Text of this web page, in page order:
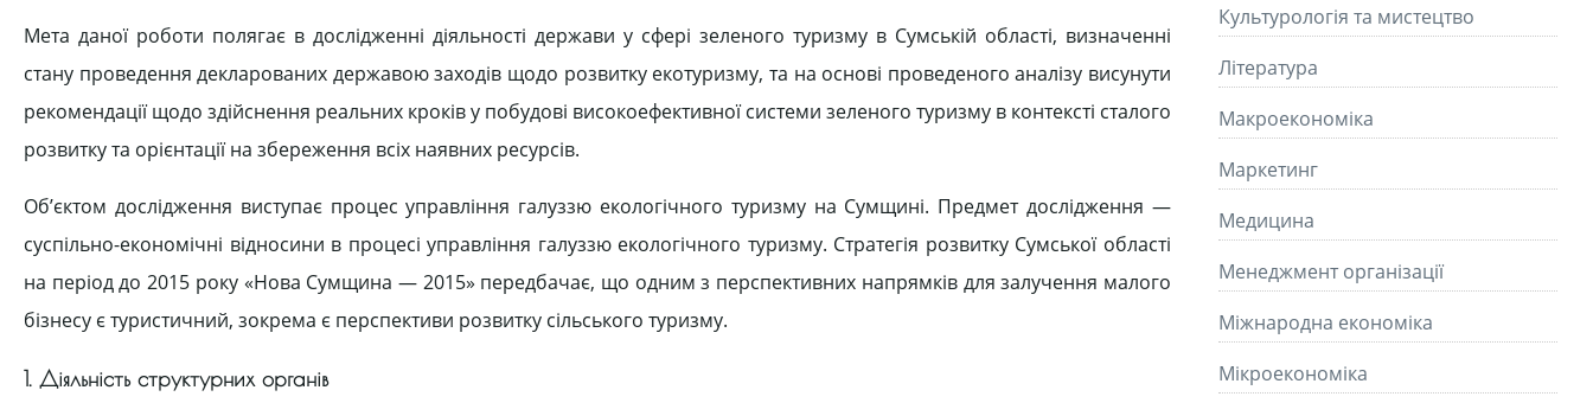
Мета даної роботи полягає в дослідженні діяльності держави у сфері зеленого туризму в Сумській області, визначенні
стану проведення декларованих державою заходів щодо розвитку екотуризму, та на основі проведеного аналізу висунути
рекомендації щодо здійснення реальних кроків у побудові високоефективної системи зеленого туризму в контексті сталого
розвитку та орієнтації на збереження всіх наявних ресурсів.
Об’єктом дослідження виступає процес управління галуззю екологічного туризму на Сумщині. Предмет дослідження —
суспільно-економічні відносини в процесі управління галуззю екологічного туризму. Стратегія розвитку Сумської області
на період до 2015 року «Нова Сумщина — 2015» передбачає, що одним з перспективних напрямків для залучення малого
бізнесу є туристичний, зокрема є перспективи розвитку сільського туризму.
1. Діяльність структурних органів
Культурологія та мистецтво
Літературa
Макроекономіка
Маркетинг
Медицина
Менеджмент організації
Міжнародна економіка
Мікроекономіка